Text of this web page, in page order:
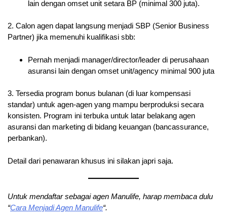
lain dengan omset unit setara BP (minimal 300 juta).
2. Calon agen dapat langsung menjadi SBP (Senior Business
Partner) jika memenuhi kualifikasi sbb:
Pernah menjadi manager/director/leader di perusahaan
asuransi lain dengan omset unit/agency minimal 900 juta
3. Tersedia program bonus bulanan (di luar kompensasi
standar) untuk agen-agen yang mampu berproduksi secara
konsisten. Program ini terbuka untuk latar belakang agen
asuransi dan marketing di bidang keuangan (bancassurance,
perbankan).
Detail dari penawaran khusus ini silakan japri saja.
Untuk mendaftar sebagai agen Manulife, harap membaca dulu
“Cara Menjadi Agen Manulife“.